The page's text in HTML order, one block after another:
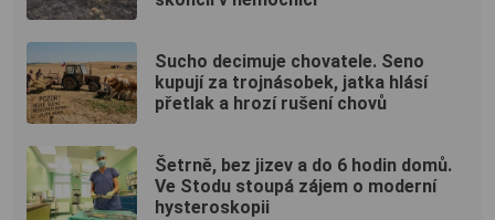
Sucho decimuje chovatele. Seno
kupují za trojnásobek, jatka hlásí
přetlak a hrozí rušení chovů
Šetrně, bez jizev a do 6 hodin domů.
Ve Stodu stoupá zájem o moderní
hysteroskopii